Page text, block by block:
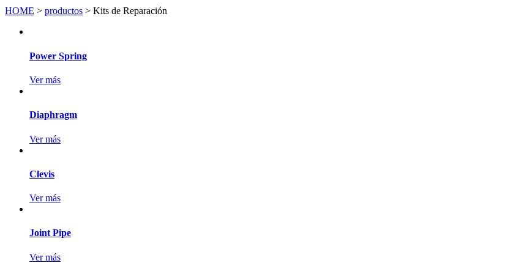
HOME > productos > Kits de Reparación
Power Spring
Ver más
Diaphragm
Ver más
Clevis
Ver más
Joint Pipe
Ver más